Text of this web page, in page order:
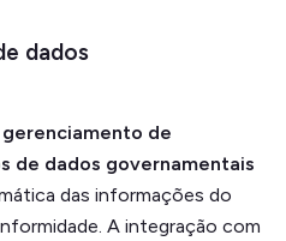
dados
de
de dados governamentais
das informações do
A integração com